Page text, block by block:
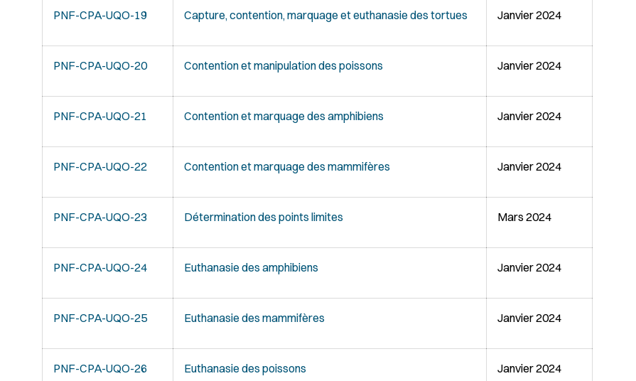
PNF-CPA-UQO-19 Capture, contention, marquage et euthanasie des tortues Janvier 2024
PNF-CPA-UQO-20 Contention et manipulation des poissons Janvier 2024
PNF-CPA-UQO-21 Contention et marquage des amphibiens Janvier 2024
PNF-CPA-UQO-22 Contention et marquage des mammifères Janvier 2024
PNF-CPA-UQO-23 Détermination des points limites Mars 2024
PNF-CPA-UQO-24 Euthanasie des amphibiens Janvier 2024
PNF-CPA-UQO-25 Euthanasie des mammifères Janvier 2024
PNF-CPA-UQO-26 Euthanasie des poissons Janvier 2024